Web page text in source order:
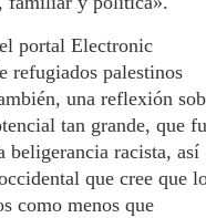
portal Electronic
refugiados palestinos
una reflexión
tan grande, que
beligerancia racista, así
que cree que
como menos que